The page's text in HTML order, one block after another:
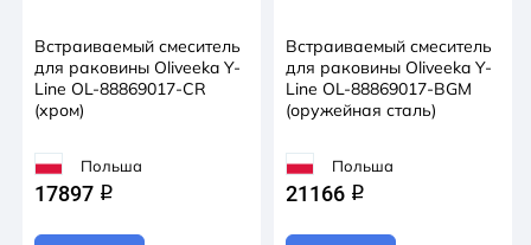
Встраиваемый смеситель
для раковины Oliveeka Y-
Line OL-88869017-CR
(хром)
Польша
17897 q
Встраиваемый смеситель
для раковины Oliveeka Y-
Line OL-88869017-BGM
(оружейная сталь)
Польша
21166 q